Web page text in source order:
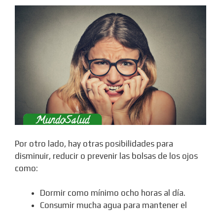
Por otro lado, hay otras posibilidades para
disminuir, reducir o prevenir las bolsas de los ojos
como:
Dormir como mínimo ocho horas al día.
Consumir mucha agua para mantener el